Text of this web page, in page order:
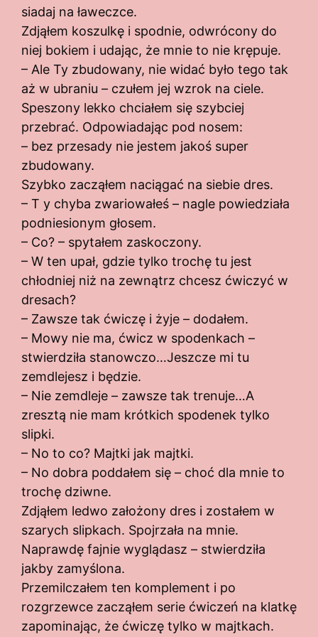
siadaj na ławeczce.
Zdjąłem koszulkę i spodnie, odwrócony do
niej bokiem i udając, że mnie to nie krępuje.
– Ale Ty zbudowany, nie widać było tego tak
aż w ubraniu – czułem jej wzrok na ciele.
Speszony lekko chciałem się szybciej
przebrać. Odpowiadając pod nosem:
– bez przesady nie jestem jakoś super
zbudowany.
Szybko zacząłem naciągać na siebie dres.
– T y chyba zwariowałeś – nagle powiedziała
podniesionym głosem.
– Co? – spytałem zaskoczony.
– W ten upał, gdzie tylko trochę tu jest
chłodniej niż na zewnątrz chcesz ćwiczyć w
dresach?
– Zawsze tak ćwiczę i żyje – dodałem.
– Mowy nie ma, ćwicz w spodenkach –
stwierdziła stanowczo…Jeszcze mi tu
zemdlejesz i będzie.
– Nie zemdleje – zawsze tak trenuje…A
zresztą nie mam krótkich spodenek tylko
slipki.
– No to co? Majtki jak majtki.
– No dobra poddałem się – choć dla mnie to
trochę dziwne.
Zdjąłem ledwo założony dres i zostałem w
szarych slipkach. Spojrzała na mnie.
Naprawdę fajnie wyglądasz – stwierdziła
jakby zamyślona.
Przemilczałem ten komplement i po
rozgrzewce zacząłem serie ćwiczeń na klatkę
zapominając, że ćwiczę tylko w majtkach.